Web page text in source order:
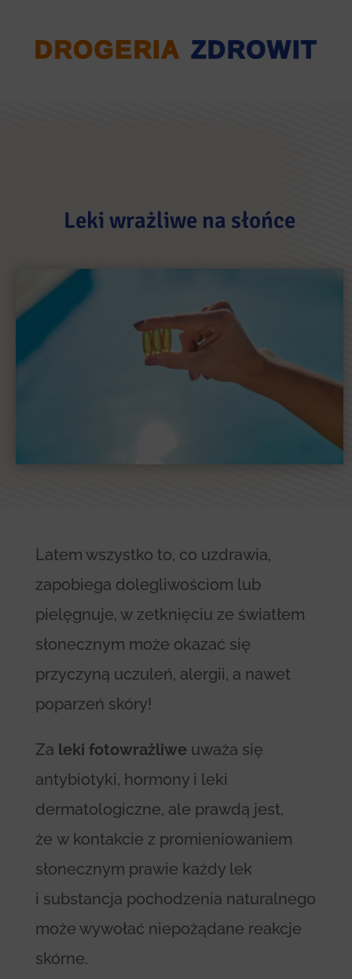
Leki wrażliwe na słońce
Latem wszystko to, co uzdrawia,
zapobiega dolegliwościom lub
pielęgnuje, w zetknięciu ze światłem
słonecznym może okazać się
przyczyną uczuleń, alergii, a nawet
poparzeń skóry!
Za leki fotowrażliweuważa się
antybiotyki, hormony i leki
dermatologiczne, ale prawdą jest,
że w kontakcie z promieniowaniem
słonecznym prawie każdy lek
i substancja pochodzenia naturalnego
może wywołać niepożądane reakcje
skórne.